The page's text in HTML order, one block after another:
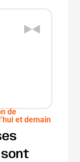
de
et demain
sont